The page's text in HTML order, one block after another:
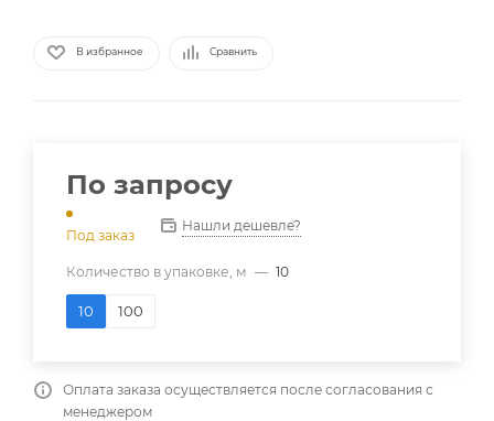
В избранное Сравнить
По запросу
Под заказ
Нашли дешевле?
Количество в упаковке, м — 10
10 100
Оплата заказа осуществляется после согласования с
менеджером